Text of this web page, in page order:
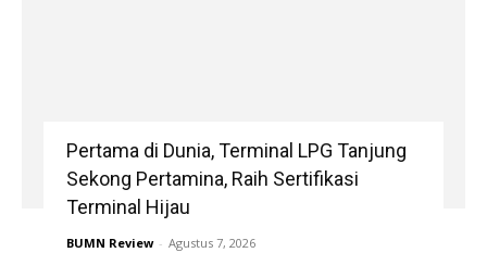
Pertama di Dunia, Terminal LPG Tanjung
Sekong Pertamina, Raih Sertifikasi
Terminal Hijau
BUMN Review - Agustus 7, 2026